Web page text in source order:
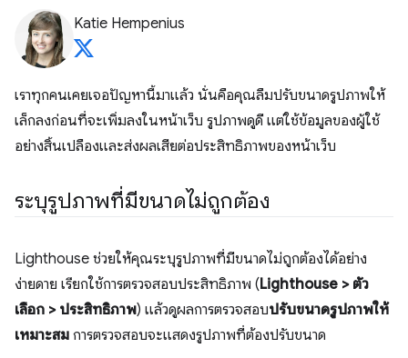
Katie Hempenius
เราทุกคนเคยเจอปัญหานี้มาแล้ว นั่นคือคุณลืมปรับขนาดรูปภาพให้
เล็กลงก่อนที่จะเพิ่มลงในหน้าเว็บ รูปภาพดูดี แต่ใช้ข้อมูลของผู้ใช้
อย่างสิ้นเปลืองและส่งผลเสียต่อประสิทธิภาพของหน้าเว็บ
ระบุรูปภาพที่มีขนาดไม่ถูกต้อง
Lighthouse ช่วยให้คุณระบุรูปภาพที่มีขนาดไม่ถูกต้องได้อย่าง
ง่ายดาย เรียกใช้การตรวจสอบประสิทธิภาพ (Lighthouse > ตัว
เลือก > ประสิทธิภาพ) แล้วดูผลการตรวจสอบปรับขนาดรูปภาพให้
เหมาะสม การตรวจสอบจะแสดงรูปภาพที่ต้องปรับขนาด